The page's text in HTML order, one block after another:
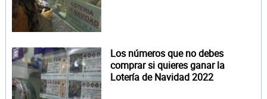
Los números que no debes
comprar si quieres ganar la
Lotería de Navidad 2022